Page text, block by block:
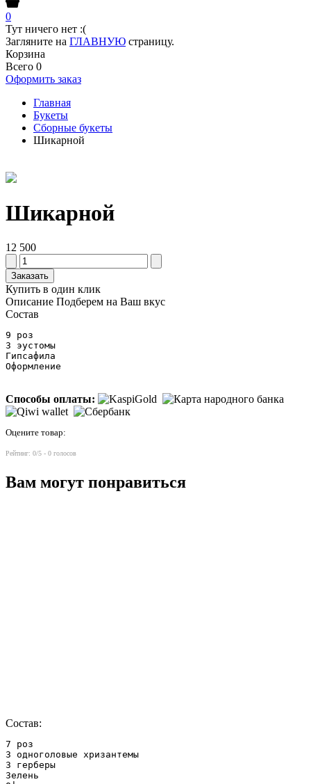
0
Тут ничего нет :(
Загляните на ГЛАВНУЮ страницу.
Корзина
Всего 0
Оформить заказ
Главная
Букеты
Сборные букеты
Шикарной
Шикарной
12 500
Заказать
Купить в один клик
Описание Подберем на Ваш вкус
Состав
9 роз
3 эустомы
Гипсафила
Оформление
Способы оплаты:
Оцените товар:
Рейтинг: 0/5 - 0 голосов
Вам могут понравиться
Состав:
7 роз
3 одноголовые хризантемы
3 герберы
Зелень